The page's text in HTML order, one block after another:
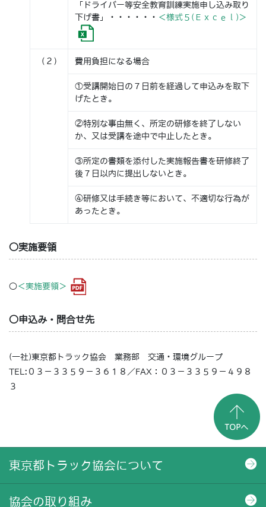
「ドライバー等安全教育訓練実施申し込み取り
下げ書」・・・・・・ ＜様式５(Ｅｘｃｅｌ)＞
（２） 費用負担になる場合
①受講開始日の７日前を経過して申込みを取下
げたとき。
②特別な事由無く、所定の研修を終了しない
か、又は受講を途中で中止したとき。
③所定の書類を添付した実施報告書を研修終了
後７日以内に提出しないとき。
④研修又は手続き等において、不適切な行為が
あったとき。
○実施要領
○＜実施要領＞
○申込み・問合せ先
(一社)東京都トラック協会 業務部 交通・環境グループ
TEL:０３－３３５９－３６１８／FAX：０３－３３５９－４９８
３
東京都トラック協会について
協会の取り組み